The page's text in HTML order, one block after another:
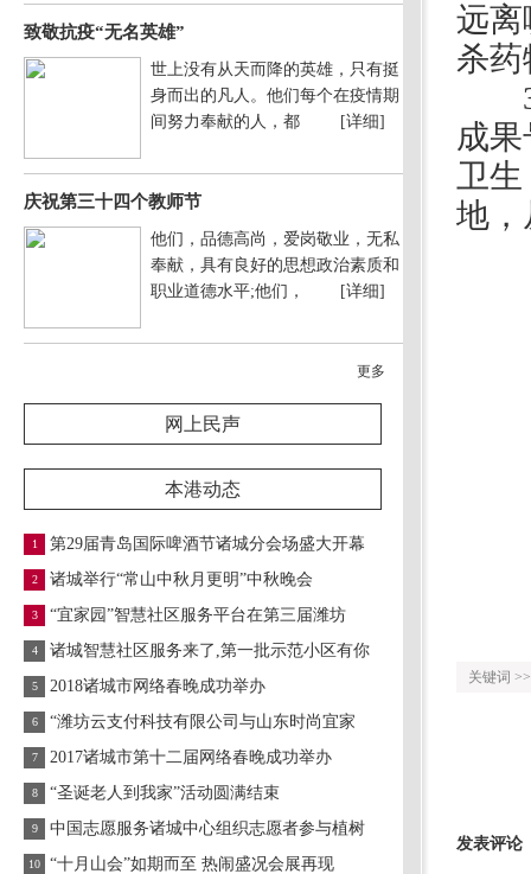
致敬抗疫“无名英雄”
世上没有从天而降的英雄，只有挺
身而出的凡人。他们每个在疫情期
间努力奉献的人，都
[详细]
庆祝第三十四个教师节
他们，品德高尚，爱岗敬业，无私
奉献，具有良好的思想政治素质和
职业道德水平;他们，
[详细]
更多
网上民声
本港动态
1 第29届青岛国际啤酒节诸城分会场盛大开幕
2 诸城举行“常山中秋月更明”中秋晚会
3 “宜家园”智慧社区服务平台在第三届潍坊
4 诸城智慧社区服务来了,第一批示范小区有你
5 2018诸城市网络春晚成功举办
6 “潍坊云支付科技有限公司与山东时尚宜家
7 2017诸城市第十二届网络春晚成功举办
8 “圣诞老人到我家”活动圆满结束
9 中国志愿服务诸城中心组织志愿者参与植树
10 “十月山会”如期而至 热闹盛况会展再现
远离
杀
3
成
卫
地，
关键词 >>
发表评论